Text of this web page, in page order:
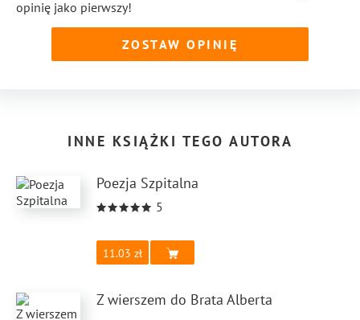
opinię jako pierwszy!
ZOSTAW OPINIĘ
INNE KSIĄŻKI TEGO AUTORA
Poezja Szpitalna
5
11.03
Z wierszem do Brata Alberta